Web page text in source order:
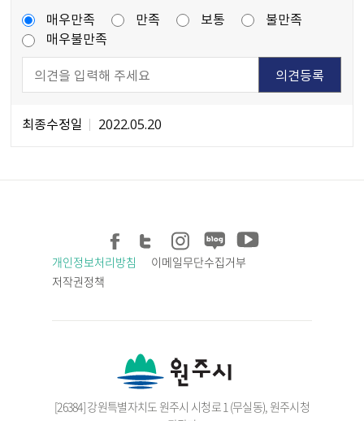
매우만족
만족 보통
불만족
매우불만족
최종수정일 2022.05.20
개인정보처리방침
이메일무단수집거부
저작권정책
[26384] 강원특별자치도 원주시 시청로 1 (무실동), 원주시청